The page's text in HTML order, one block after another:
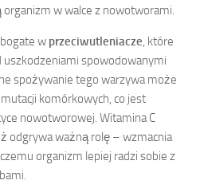
w walce z nowotworami.
w przeciwutleniacze, które
spowodowanymi
spożywanie tego warzywa może
komórkowych, co jest
nowotworowej. Witamina C
odgrywa ważną rolę – wzmacnia
organizm lepiej radzi sobie z